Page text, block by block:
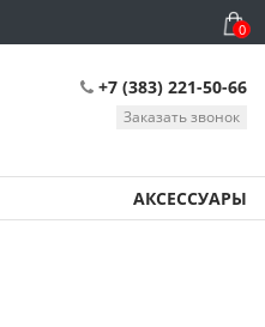
0
+7 (383) 221-50-66
Заказать звонок
АКСЕССУАРЫ